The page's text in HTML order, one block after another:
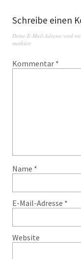
Schreibe einen
Deine E-Mail-Adresse wird
markiert
Kommentar *
Name *
E-Mail-Adresse *
Website